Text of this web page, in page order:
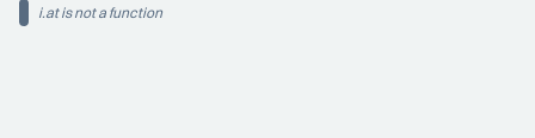
i.at is not a function